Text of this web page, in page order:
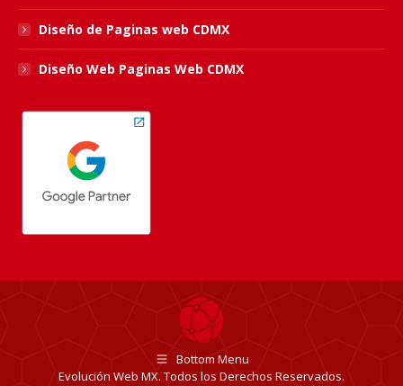
Diseño de Paginas web CDMX
Diseño Web Paginas Web CDMX
Bottom Menu
Evolución Web MX. Todos los Derechos Reservados.